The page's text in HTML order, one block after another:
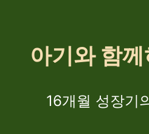
아기와 함
16개월 성장기